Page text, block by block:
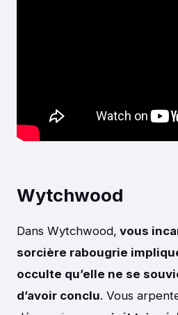
Wytchwood
Dans Wytchwood, vous
sorcière rabougrie
occulte qu’elle ne se
d’avoir conclu. Vous